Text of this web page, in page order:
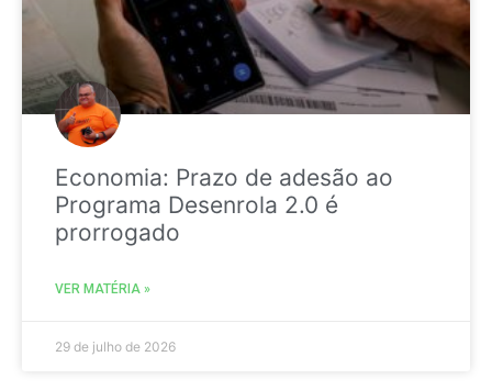
Economia: Prazo de adesão ao
Programa Desenrola 2.0 é
prorrogado
VER MATÉRIA »
29 de julho de 2026